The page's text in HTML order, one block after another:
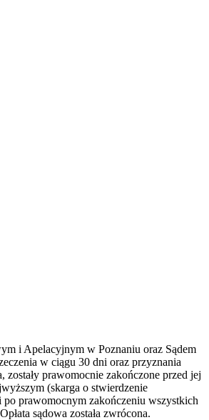
i Apelacyjnym w Poznaniu oraz Sądem
w ciągu 30 dni oraz przyznania
zostały prawomocnie zakończone przed jej
(skarga o stwierdzenie
po prawomocnym zakończeniu wszystkich
sądowa została zwrócona.